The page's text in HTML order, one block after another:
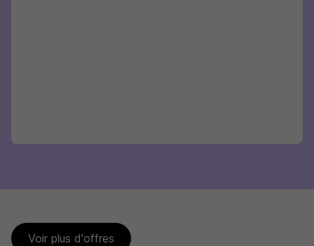
Voir plus d'offres